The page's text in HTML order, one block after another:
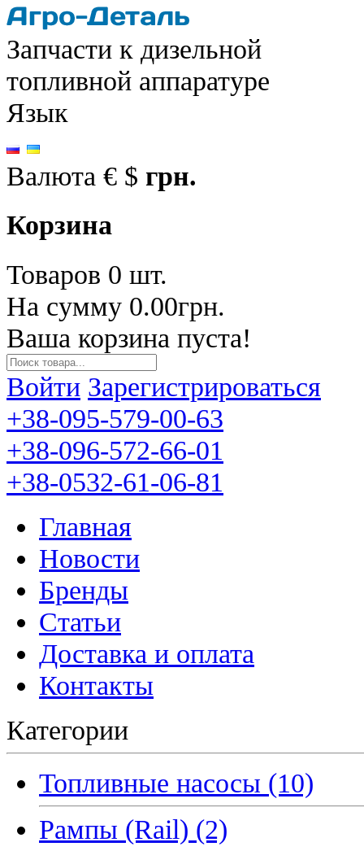
Запчасти к дизельной
топливной аппаратуре
Язык
Валюта € $ грн.
Корзина
Товаров 0 шт.
На сумму 0.00грн.
Ваша корзина пуста!
Войти Зарегистрироваться
+38-095-579-00-63
+38-096-572-66-01
+38-0532-61-06-81
Главная
Новости
Бренды
Статьи
Доставка и оплата
Контакты
Категории
Топливные насосы (10)
Рампы (Rail) (2)